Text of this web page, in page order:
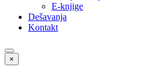
E-knjige
Dešavanja
Kontakt
×